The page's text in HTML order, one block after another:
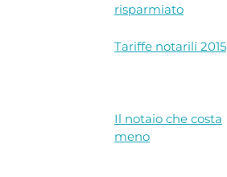
risparmiato
Tariffe notarili 2015
Il notaio che costa
meno